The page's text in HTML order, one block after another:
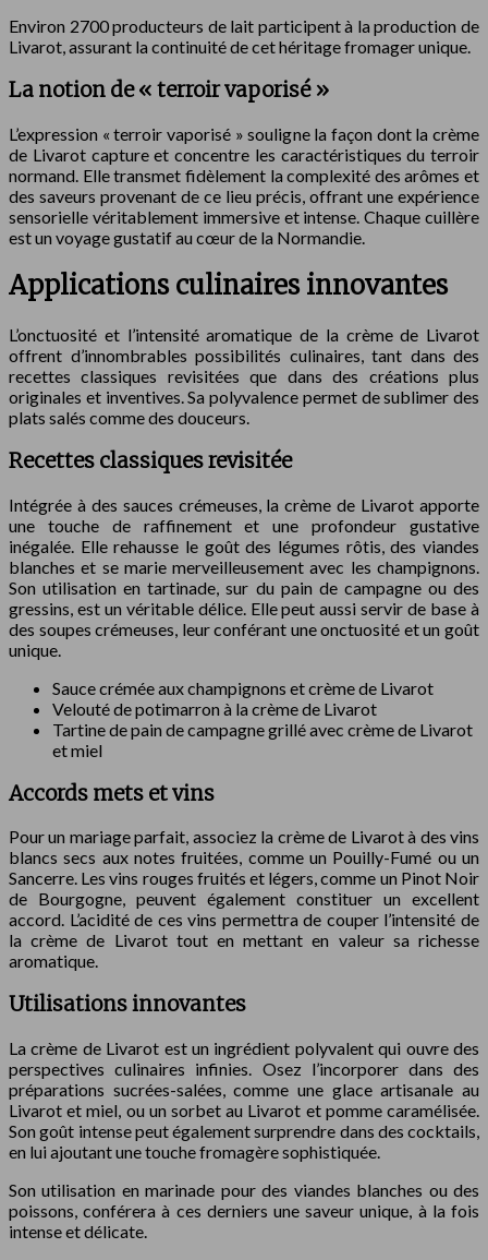
Environ 2700 producteurs de lait participent à la production de
Livarot, assurant la continuité de cet héritage fromager unique.
La notion de « terroir vaporisé »
L’expression « terroir vaporisé » souligne la façon dont la crème
de Livarot capture et concentre les caractéristiques du terroir
normand. Elle transmet fidèlement la complexité des arômes et
des saveurs provenant de ce lieu précis, offrant une expérience
sensorielle véritablement immersive et intense. Chaque cuillère
est un voyage gustatif au cœur de la Normandie.
Applications culinaires innovantes
L’onctuosité et l’intensité aromatique de la crème de Livarot
offrent d’innombrables possibilités culinaires, tant dans des
recettes classiques revisitées que dans des créations plus
originales et inventives. Sa polyvalence permet de sublimer des
plats salés comme des douceurs.
Recettes classiques revisitée
Intégrée à des sauces crémeuses, la crème de Livarot apporte
une touche de raffinement et une profondeur gustative
inégalée. Elle rehausse le goût des légumes rôtis, des viandes
blanches et se marie merveilleusement avec les champignons.
Son utilisation en tartinade, sur du pain de campagne ou des
gressins, est un véritable délice. Elle peut aussi servir de base à
des soupes crémeuses, leur conférant une onctuosité et un goût
unique.
Sauce crémée aux champignons et crème de Livarot
Velouté de potimarron à la crème de Livarot
Tartine de pain de campagne grillé avec crème de Livarot
et miel
Accords mets et vins
Pour un mariage parfait, associez la crème de Livarot à des vins
blancs secs aux notes fruitées, comme un Pouilly-Fumé ou un
Sancerre. Les vins rouges fruités et légers, comme un Pinot Noir
de Bourgogne, peuvent également constituer un excellent
accord. L’acidité de ces vins permettra de couper l’intensité de
la crème de Livarot tout en mettant en valeur sa richesse
aromatique.
Utilisations innovantes
La crème de Livarot est un ingrédient polyvalent qui ouvre des
perspectives culinaires infinies. Osez l’incorporer dans des
préparations sucrées-salées, comme une glace artisanale au
Livarot et miel, ou un sorbet au Livarot et pomme caramélisée.
Son goût intense peut également surprendre dans des cocktails,
en lui ajoutant une touche fromagère sophistiquée.
Son utilisation en marinade pour des viandes blanches ou des
poissons, conférera à ces derniers une saveur unique, à la fois
intense et délicate.